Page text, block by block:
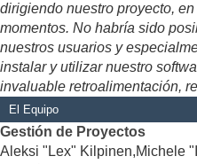
dirigiendo nuestro proyecto,
momentos. No habría sido
nuestros usuarios y
instalar y utilizar nuestro
invaluable retroalimentación,
El Equipo
Gestión de Proyectos
Aleksi "Lex" Kilpinen,Michele